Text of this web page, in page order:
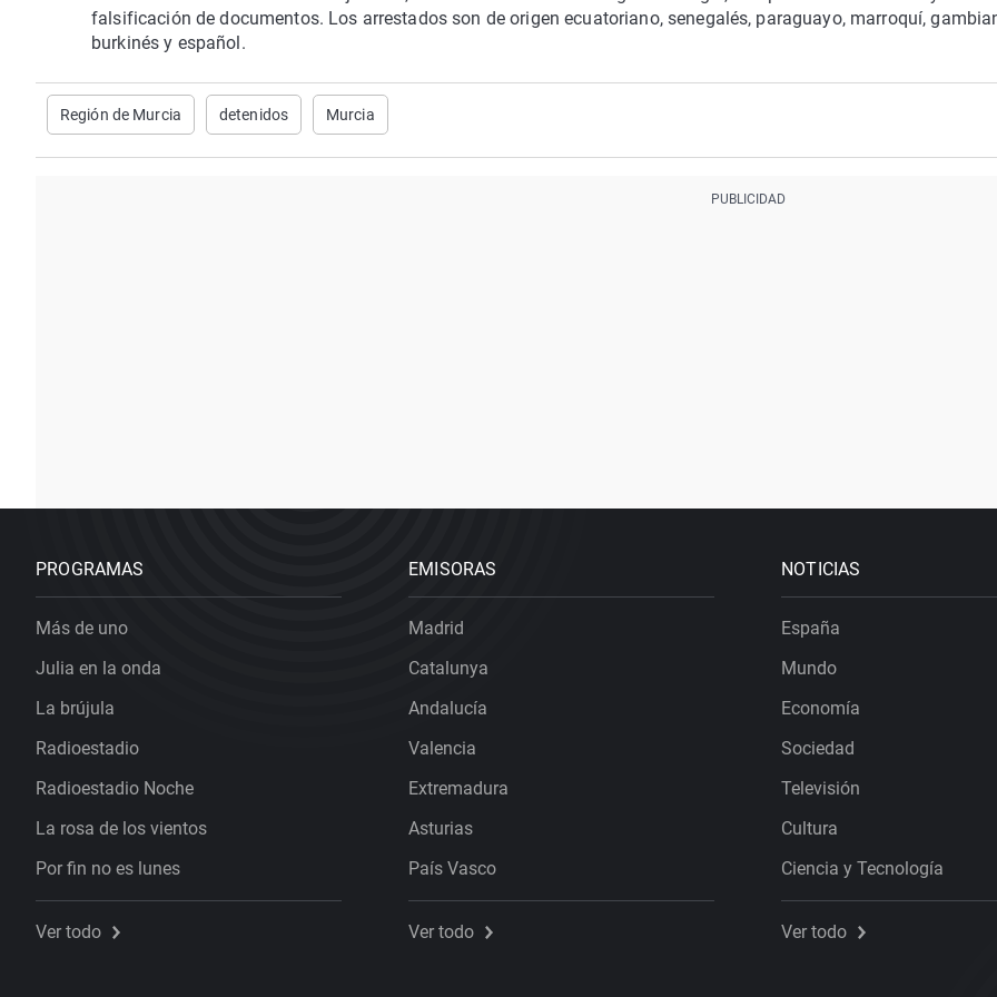
falsificación de documentos. Los arrestados son de origen ecuatoriano, senegalés, paraguayo, marroquí,
burkinés y español.
Región de Murcia detenidos Murcia
PROGRAMAS
Más de uno
Julia en la onda
La brújula
Radioestadio
Radioestadio Noche
La rosa de los vientos
Por fin no es lunes
Ver todo
EMISORAS
Madrid
Catalunya
Andalucía
Valencia
Extremadura
Asturias
País Vasco
Ver todo
NOTICIAS
España
Mundo
Economía
Sociedad
Televisión
Cultura
Ciencia y Tecnología
Ver todo